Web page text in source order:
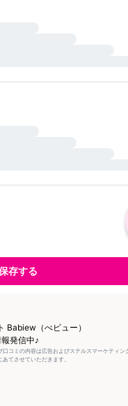
存する
Babiew（べビュー）
発信中♪
コミの内容は広告およびステルスマーケティン
てさせていただきます。